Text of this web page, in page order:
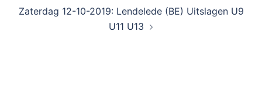
Zaterdag 12-10-2019: Lendelede (BE) Uitslagen U9
U11 U13